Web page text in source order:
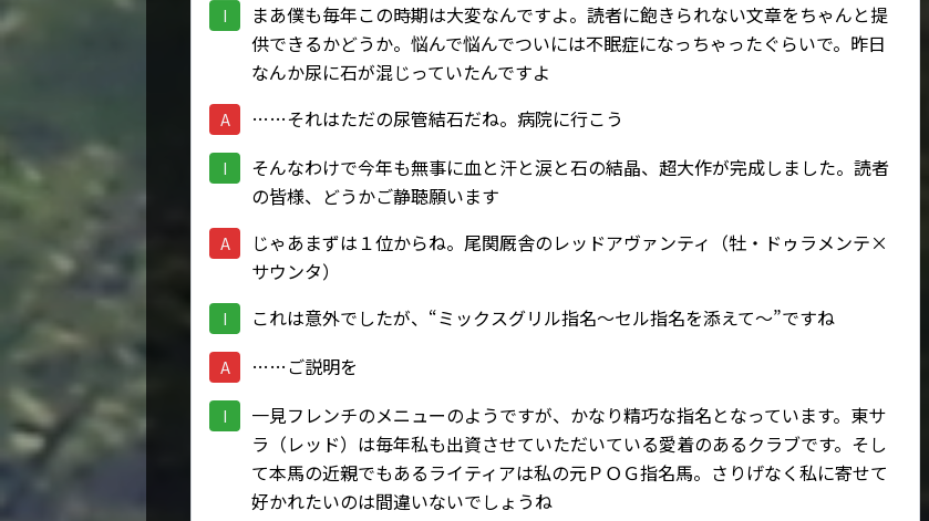
I
まあ僕も毎年この時期は大変なんですよ。読者に飽きられない文章をちゃんと提
供できるかどうか。悩んで悩んでついには不眠症になっちゃったぐらいで。昨日
なんか尿に石が混じっていたんですよ
A ……それはただの尿管結石だね。病院に行こう
I
そんなわけで今年も無事に血と汗と涙と石の結晶、超大作が完成しました。読者
の皆様、どうかご静聴願います
A
じゃあまずは１位からね。尾関厩舎のレッドアヴァンティ（牡・ドゥラメンテ×
サウンタ）
I これは意外でしたが、“ミックスグリル指名～セル指名を添えて～”ですね
A ……ご説明を
I
一見フレンチのメニューのようですが、かなり精巧な指名となっています。東サ
ラ（レッド）は毎年私も出資させていただいている愛着のあるクラブです。そし
て本馬の近親でもあるライティアは私の元ＰＯＧ指名馬。さりげなく私に寄せて
好かれたいのは間違いないでしょうね